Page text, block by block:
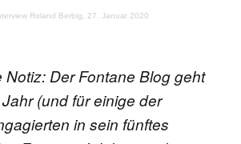
Roland Berbig, 27. Januar 2020
Notiz: Der Fontane Blog geht
(und für einige der
in sein fünftes